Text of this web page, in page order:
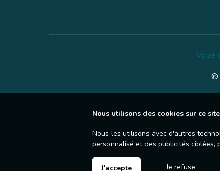
Votre
©
Nous utilisons des cookies sur ce
Nous les utilisons avec d'autres
personnalisé et des publicités
J'accepte Je refuse